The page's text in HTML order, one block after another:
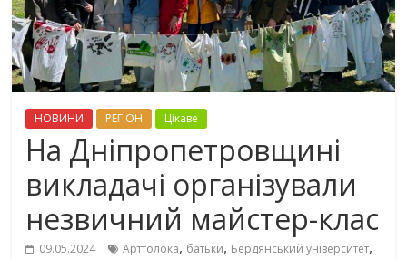
НОВИНИ РЕГІОН Цікаве
На Дніпропетровщині
викладачі організували
незвичний майстер-клас
09.05.2024 Арттолока, батьки, Бердянський університет,